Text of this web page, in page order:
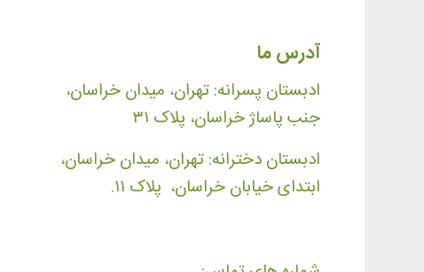
آدرس ما
ادبستان پسرانه: تهران، میدان خراسان،
جنب پاساژ خراسان، پلاک ۳۱
ادبستان دخترانه: تهران، میدان خراسان،
ابتدای خیابان خراسان، پلاک ۱۱.